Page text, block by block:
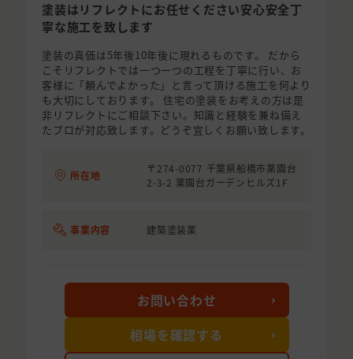
塗装はリフレクトにお任せください安心安全丁
寧な施工を致します
塗装の真価は5年後10年後に現れるものです。 だから
こそリフレクトでは一つ一つの工程を丁寧に行い、お
客様に「頼んでよかった」と言って頂ける施工を何より
も大切にしております。 住宅の塗装をお考えの方は是
非リフレクトにご相談下さい。知識と経験を兼ね備え
たプロが対応致します。どうぞ宜しくお願い致します。
所在地
〒274-0077 千葉県船橋市薬園台
2-3-2 薬園台ガーデンヒルズ1F
事業内容 建築塗装業
お問い合わせ
相場を確認する